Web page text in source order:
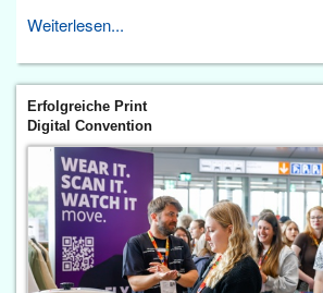
Weiterlesen...
Erfolgreiche Print
Digital Convention